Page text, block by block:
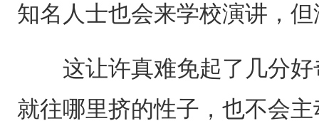
知名人士也会来学校演讲，
这让许真难免起了几分好
就往哪里挤的性子，也不会